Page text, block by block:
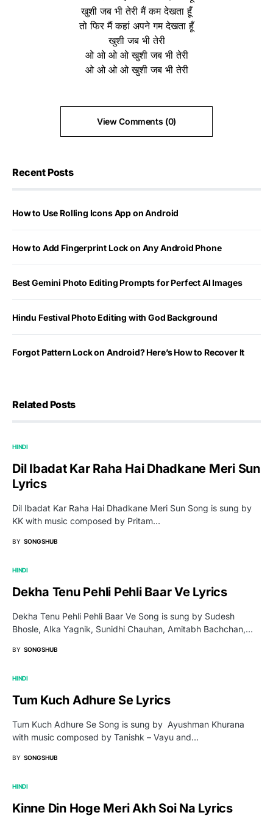
खुशी जब भी तेरी मैं कम देखता हूँ
तो फिर मैं कहां अपने गम देखता हूँ
खुशी जब भी तेरी
ओ ओ ओ ओ खुशी जब भी तेरी
ओ ओ ओ ओ खुशी जब भी तेरी
View Comments (0)
Recent Posts
How to Use Rolling Icons App on Android
How to Add Fingerprint Lock on Any Android Phone
Best Gemini Photo Editing Prompts for Perfect AI Images
Hindu Festival Photo Editing with God Background
Forgot Pattern Lock on Android? Here’s How to Recover It
Related Posts
HINDI
Dil Ibadat Kar Raha Hai Dhadkane Meri Sun
Lyrics
Dil Ibadat Kar Raha Hai Dhadkane Meri Sun Song is sung by
KK with music composed by Pritam…
BY SONGSHUB
HINDI
Dekha Tenu Pehli Pehli Baar Ve Lyrics
Dekha Tenu Pehli Pehli Baar Ve Song is sung by Sudesh
Bhosle, Alka Yagnik, Sunidhi Chauhan, Amitabh Bachchan,…
BY SONGSHUB
HINDI
Tum Kuch Adhure Se Lyrics
Tum Kuch Adhure Se Song is sung by Ayushman Khurana
with music composed by Tanishk – Vayu and…
BY SONGSHUB
HINDI
Kinne Din Hoge Meri Akh Soi Na Lyrics